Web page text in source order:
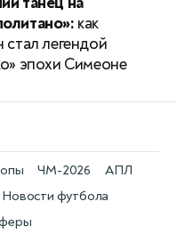
как
стал легендой
эпохи Симеоне
Новости футбола
ЧМ-2026 АПЛ